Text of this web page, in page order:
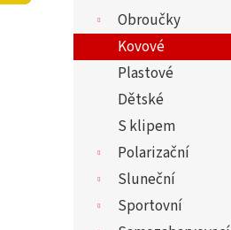
Obroučky
Kovové
Plastové
Dětské
S klipem
Polarizační
Sluneční
Sportovní